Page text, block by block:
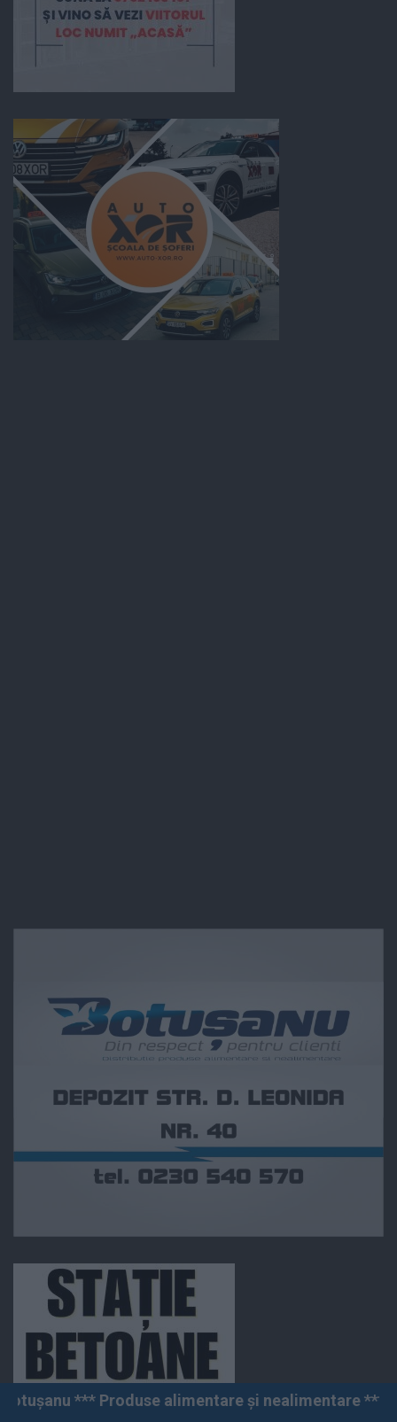
alimentare și nealimentare *** Vânzări angro și